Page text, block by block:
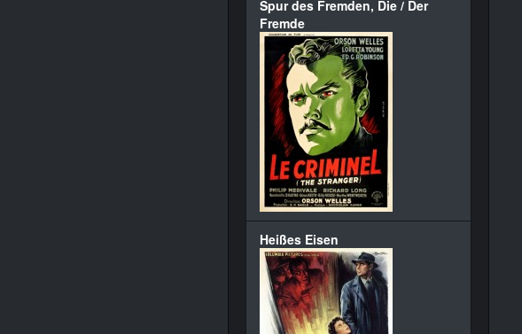
Spur des Fremden, Die / Der
Fremde
Heißes Eisen